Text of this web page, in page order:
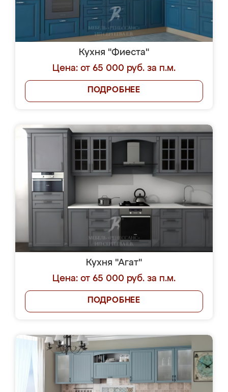
Кухня "Фиеста"
Цена: от 65 000 руб. за п.м.
ПОДРОБНЕЕ
Кухня "Агат"
Цена: от 65 000 руб. за п.м.
ПОДРОБНЕЕ